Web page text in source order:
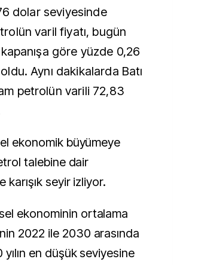
dolar seviyesinde
varil fiyatı, bugün
göre yüzde 0,26
Aynı dakikalarda Batı
petrolün varili 72,83
ekonomik büyümeye
talebine dair
seyir izliyor.
ekonominin ortalama
2022 ile 2030 arasında
en düşük seviyesine